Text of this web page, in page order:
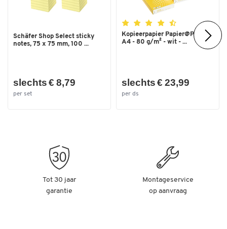
Schäfer Shop Select sticky
notes, 75 x 75 mm, 100 ...
slechts € 8,79
per set
Kopieerpapier Papier@Print -
A4 - 80 g/m² - wit - ...
slechts € 23,99
per ds
Tot 30 jaar
garantie
Montageservice
op aanvraag